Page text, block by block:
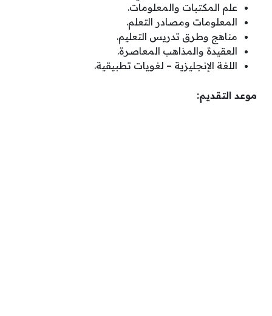
علم المكتبات والمعلومات.
المعلومات ومصادر التعلم.
مناهج وطرق تدريس التعليم.
العقيدة والمذاهب المعاصرة.
اللغة الإنجليزية – لغويات تطبيقية.
موعد التقديم: